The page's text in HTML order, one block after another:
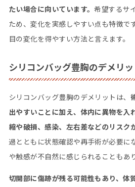
たい場合に向いています。希望するサ
ため、変化を実感しやすい点も特徴で
目の変化を得やすい方法と言えます。
シリコンバッグ豊胸のデメリッ
シリコンバッグ豊胸のデメリットは、
出やすいことに加え、体内に異物を入
縮や破損、感染、左右差などのリスク
過とともに状態確認や再手術が必要に
や触感が不自然に感じられることもあ
切開部に傷跡が残る可能性もあり、体